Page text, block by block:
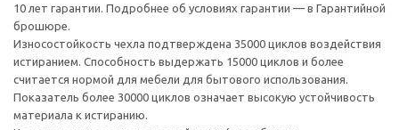
10 лет гарантии. Подробнее об условиях гарантии — в Гарантийной
брошюре.
Износостойкость чехла подтверждена 35000 циклов воздействия
истиранием. Способность выдержать 15000 циклов и более
считается нормой для мебели для бытового использования.
Показатель более 30000 циклов означает высокую устойчивость
материала к истиранию.